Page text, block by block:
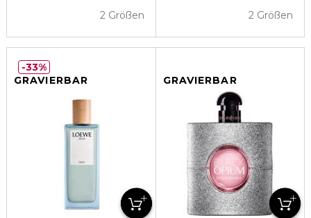
2 Größen 2 Größen
GRAVIERBAR
33%
GRAVIERBAR